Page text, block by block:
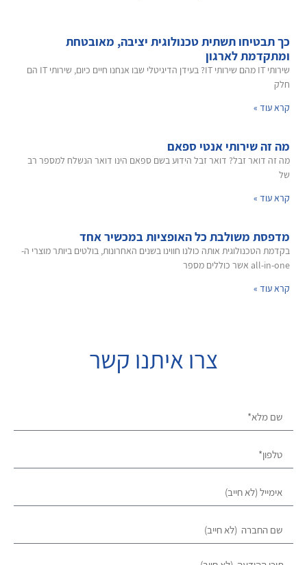
כך תבטיחו תשתית טכנולוגית יציבה, מאובטחת
ומתקדמת לארגון
שירותי IT מהם שירותי IT? בעידן הדיגיטלי שבו אנחנו חיים כיום, שירותי IT הם
חלק
קרא עוד »
מה זה שירותי אנטי ספאם
מה זה דואר זבל? דואר זבל הידוע בשם ספאם הינו דואר הנשלח למספר רב
של
קרא עוד »
מדפסת משולבת כל האופציות במכשיר אחד
בקדמת הטכנולוגית אותה כולנו חווינו בשנים האחרונות, בולטים ביותר מוצרי ה-
all-in-one אשר כוללים מספר
קרא עוד »
צרו איתנו קשר